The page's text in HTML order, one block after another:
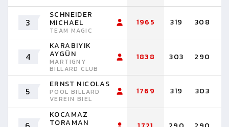
3
SCHNEIDER
MICHAEL
TEAM MAGIC
1965 319 308
4
KARABIYIK
AYGÜN
MARTIGNY
BILLARD CLUB
1838 303 290
5
ERNST NICOLAS
POOL BILLARD
VEREIN BIEL
1769 319 303
KOCAMAZ
TORAMAN